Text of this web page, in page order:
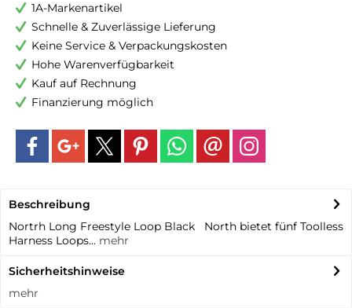
1A-Markenartikel
Schnelle & Zuverlässige Lieferung
Keine Service & Verpackungskosten
Hohe Warenverfügbarkeit
Kauf auf Rechnung
Finanzierung möglich
Beschreibung
Nortrh Long Freestyle Loop Black North bietet fünf Toolless
Harness Loops... mehr
Sicherheitshinweise
mehr